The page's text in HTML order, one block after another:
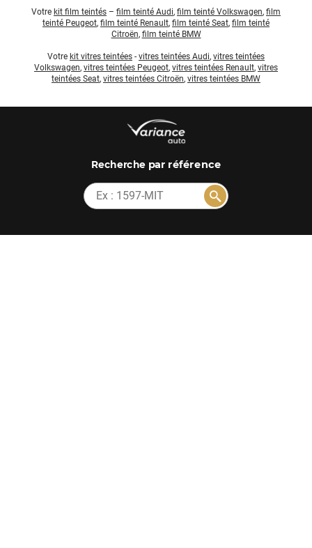
Votre kit film teintés – film teinté Audi, film teinté Volkswagen, film
teinté Peugeot, film teinté Renault, film teinté Seat, film teinté
Citroën, film teinté BMW
Votre kit vitres teintées - vitres teintées Audi, vitres teintées
Volkswagen, vitres teintées Peugeot, vitres teintées Renault, vitres
teintées Seat, vitres teintées Citroën, vitres teintées BMW
Recherchepar référence